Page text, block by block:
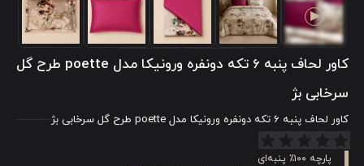
کاور لحاف پنبه 6 تکه دونفره ورونیکا مدل poette طرح گل
سرخابی بژ
کاور لحاف پنبه 6 تکه دونفره ورونیکا مدل poette طرح گل سرخابی بژ
پارچه ۱۰۰٪ پنبه‌ای